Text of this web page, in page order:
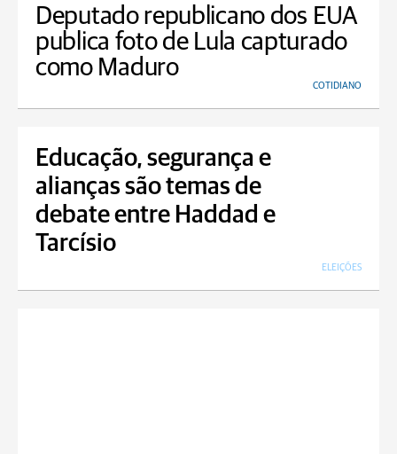
Deputado republicano dos EUA
publica foto de Lula capturado
como Maduro
COTIDIANO
Educação, segurança e
alianças são temas de
debate entre Haddad e
Tarcísio
ELEIÇÕES